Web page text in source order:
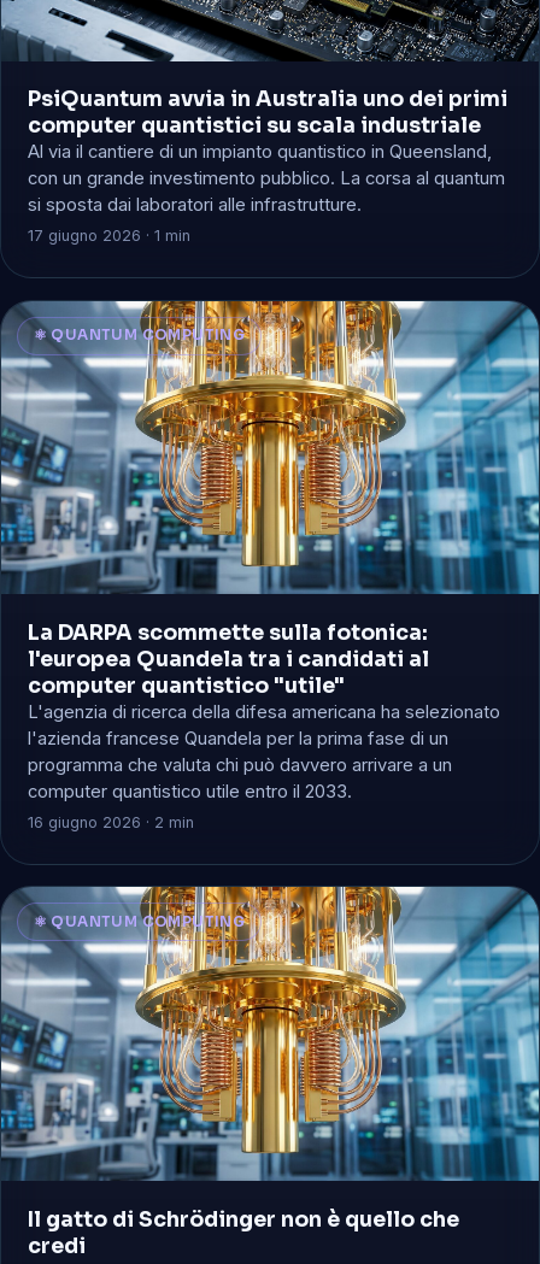
PsiQuantum avvia in Australia uno dei primi
computer quantistici su scala industriale
Al via il cantiere di un impianto quantistico in Queensland,
con un grande investimento pubblico. La corsa al quantum
si sposta dai laboratori alle infrastrutture.
17 giugno 2026 · 1 min
⚛️ QUANTUM COMPUTING
La DARPA scommette sulla fotonica:
l'europea Quandela tra i candidati al
computer quantistico "utile"
L'agenzia di ricerca della difesa americana ha selezionato
l'azienda francese Quandela per la prima fase di un
programma che valuta chi può davvero arrivare a un
computer quantistico utile entro il 2033.
16 giugno 2026 · 2 min
⚛️ QUANTUM COMPUTING
Il gatto di Schrödinger non è quello che
credi